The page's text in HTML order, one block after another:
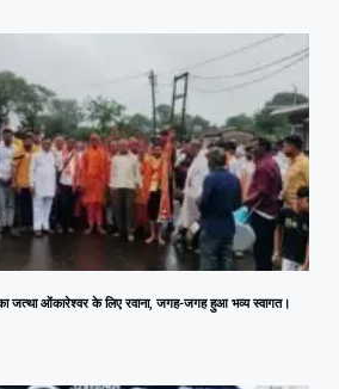
जत्था ओंकारेश्वर के लिए रवाना, जगह-जगह हुआ भव्य स्वागत।